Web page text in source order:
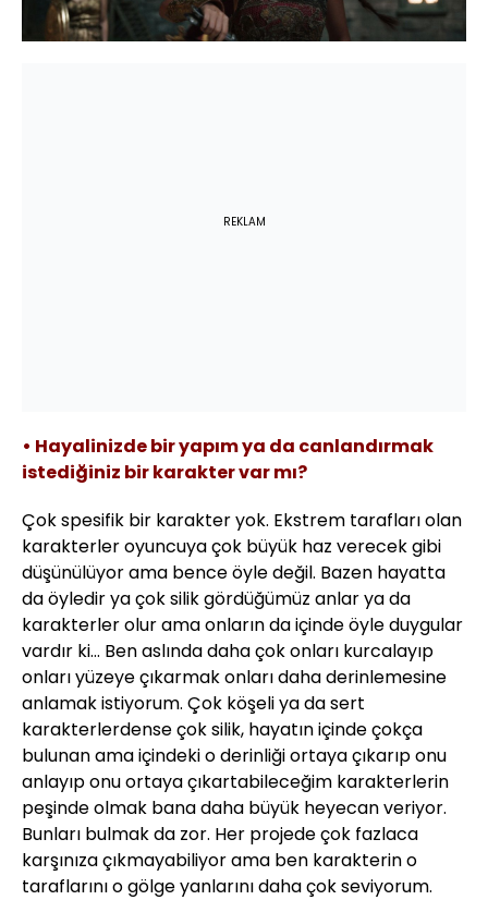
REKLAM
• Hayalinizde bir yapım ya da canlandırmak
istediğiniz bir karakter var mı?
Çok spesifik bir karakter yok. Ekstrem tarafları olan
karakterler oyuncuya çok büyük haz verecek gibi
düşünülüyor ama bence öyle değil. Bazen hayatta
da öyledir ya çok silik gördüğümüz anlar ya da
karakterler olur ama onların da içinde öyle duygular
vardır ki… Ben aslında daha çok onları kurcalayıp
onları yüzeye çıkarmak onları daha derinlemesine
anlamak istiyorum. Çok köşeli ya da sert
karakterlerdense çok silik, hayatın içinde çokça
bulunan ama içindeki o derinliği ortaya çıkarıp onu
anlayıp onu ortaya çıkartabileceğim karakterlerin
peşinde olmak bana daha büyük heyecan veriyor.
Bunları bulmak da zor. Her projede çok fazlaca
karşınıza çıkmayabiliyor ama ben karakterin o
taraflarını o gölge yanlarını daha çok seviyorum.